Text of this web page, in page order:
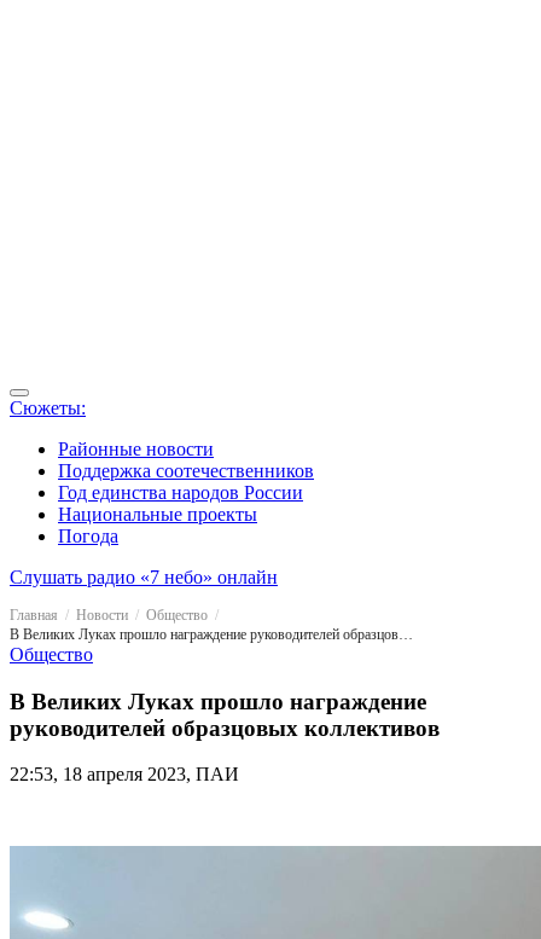
Сюжеты:
Районные новости
Поддержка соотечественников
Год единства народов России
Национальные проекты
Погода
Слушать радио «7 небо» онлайн
Главная Новости
Общество
В Великих Луках прошло награждение руководителей образцовых коллективов
Общество
В Великих Луках прошло награждение
руководителей образцовых коллективов
22:53, 18 апреля 2023, ПАИ